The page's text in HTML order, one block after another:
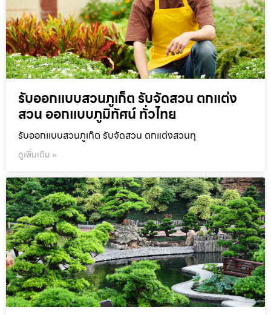
รับออกแบบสวนภูเก็ต รับจัดสวน ตกแต่ง
สวน ออกแบบภูมิทัศน์ ทั่วไทย
รับออกแบบสวนภูเก็ต รับจัดสวน ตกแต่งสวนทุ
ดูเพิ่มเติม »